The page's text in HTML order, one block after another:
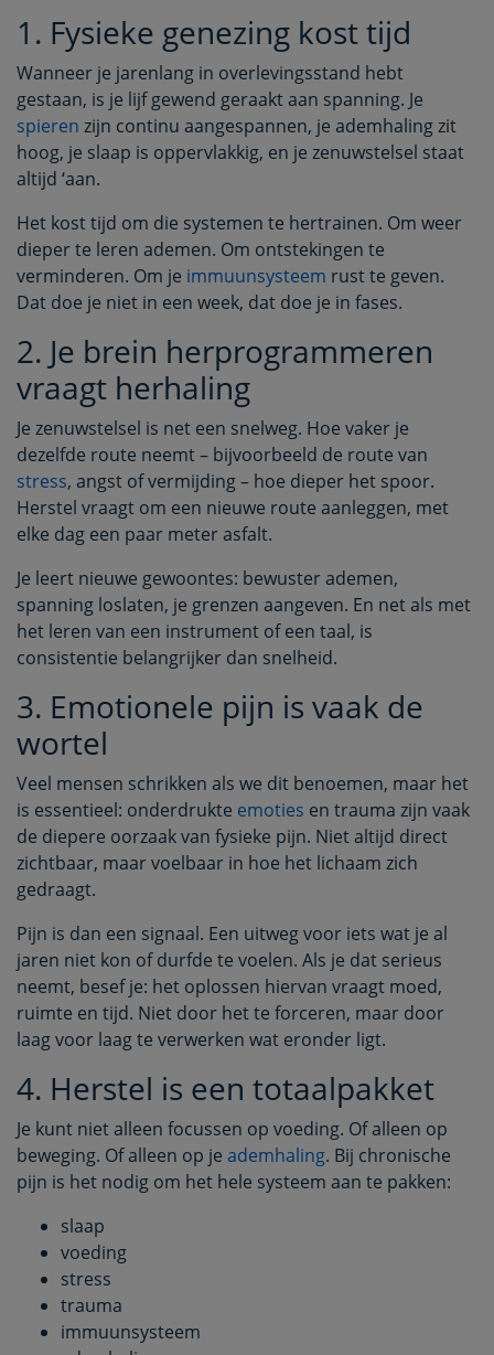
1. Fysieke genezing kost tijd
Wanneer je jarenlang in overlevingsstand hebt
gestaan, is je lijf gewend geraakt aan spanning. Je
spieren zijn continu aangespannen, je ademhaling zit
hoog, je slaap is oppervlakkig, en je zenuwstelsel staat
altijd ‘aan.
Het kost tijd om die systemen te hertrainen. Om weer
dieper te leren ademen. Om ontstekingen te
verminderen. Om je immuunsysteem rust te geven.
Dat doe je niet in een week, dat doe je in fases.
2. Je brein herprogrammeren
vraagt herhaling
Je zenuwstelsel is net een snelweg. Hoe vaker je
dezelfde route neemt – bijvoorbeeld de route van
stress, angst of vermijding – hoe dieper het spoor.
Herstel vraagt om een nieuwe route aanleggen, met
elke dag een paar meter asfalt.
Je leert nieuwe gewoontes: bewuster ademen,
spanning loslaten, je grenzen aangeven. En net als met
het leren van een instrument of een taal, is
consistentie belangrijker dan snelheid.
3. Emotionele pijn is vaak de
wortel
Veel mensen schrikken als we dit benoemen, maar het
is essentieel: onderdrukte emoties en trauma zijn vaak
de diepere oorzaak van fysieke pijn. Niet altijd direct
zichtbaar, maar voelbaar in hoe het lichaam zich
gedraagt.
Pijn is dan een signaal. Een uitweg voor iets wat je al
jaren niet kon of durfde te voelen. Als je dat serieus
neemt, besef je: het oplossen hiervan vraagt moed,
ruimte en tijd. Niet door het te forceren, maar door
laag voor laag te verwerken wat eronder ligt.
4. Herstel is een totaalpakket
Je kunt niet alleen focussen op voeding. Of alleen op
beweging. Of alleen op je ademhaling. Bij chronische
pijn is het nodig om het hele systeem aan te pakken:
slaap
voeding
stress
trauma
immuunsysteem